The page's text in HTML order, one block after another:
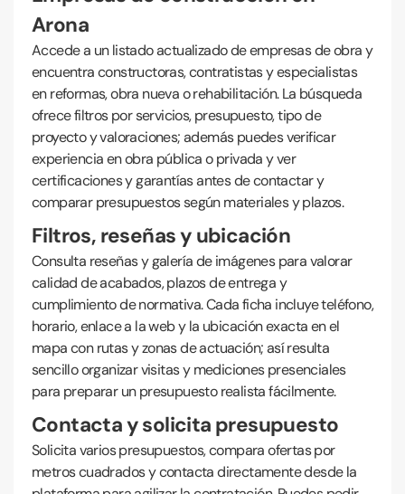
Arona
Accede a un listado actualizado de empresas de obra y
encuentra constructoras, contratistas y especialistas
en reformas, obra nueva o rehabilitación. La búsqueda
ofrece filtros por servicios, presupuesto, tipo de
proyecto y valoraciones; además puedes verificar
experiencia en obra pública o privada y ver
certificaciones y garantías antes de contactar y
comparar presupuestos según materiales y plazos.
Filtros, reseñas y ubicación
Consulta reseñas y galería de imágenes para valorar
calidad de acabados, plazos de entrega y
cumplimiento de normativa. Cada ficha incluye teléfono,
horario, enlace a la web y la ubicación exacta en el
mapa con rutas y zonas de actuación; así resulta
sencillo organizar visitas y mediciones presenciales
para preparar un presupuesto realista fácilmente.
Contacta y solicita presupuesto
Solicita varios presupuestos, compara ofertas por
metros cuadrados y contacta directamente desde la